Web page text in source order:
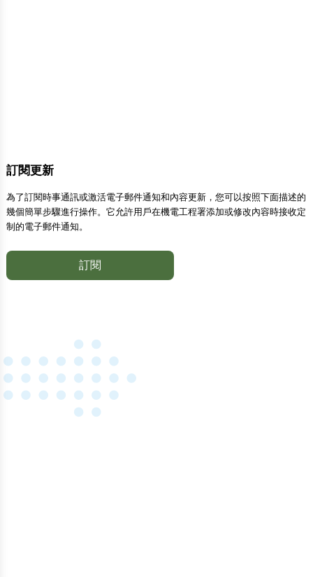
訂閱更新
為了訂閱時事通訊或激活電子郵件通知和內容更新，您可以按照下面描述的
幾個簡單步驟進行操作。它允許用戶在機電工程署添加或修改內容時接收定
制的電子郵件通知。
訂閱